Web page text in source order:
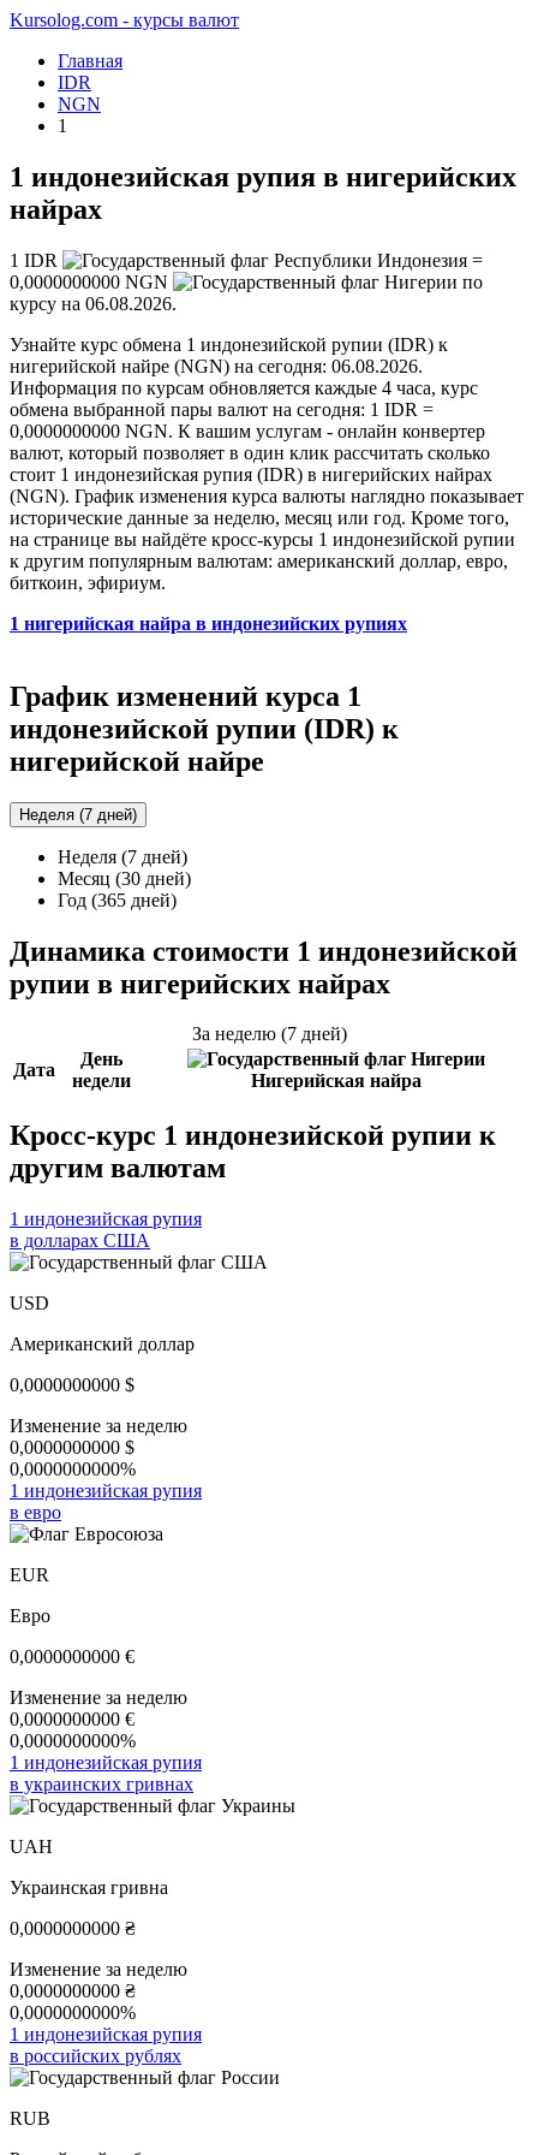
Kursolog.com - курсы валют
Главная
IDR
NGN
1
1 индонезийская рупия в нигерийских
найрах
1 IDR
=
0,0000000000 NGN
по
курсу на 06.08.2026.
Узнайте курс обмена 1 индонезийской рупии (IDR) к
нигерийской найре (NGN) на сегодня: 06.08.2026.
Информация по курсам обновляется каждые 4 часа, курс
обмена выбранной пары валют на сегодня: 1 IDR =
0,0000000000 NGN. К вашим услугам - онлайн конвертер
валют, который позволяет в один клик рассчитать сколько
стоит 1 индонезийская рупия (IDR) в нигерийских найрах
(NGN). График изменения курса валюты наглядно показывает
исторические данные за неделю, месяц или год. Кроме того,
на странице вы найдёте кросс-курсы 1 индонезийской рупии
к другим популярным валютам: американский доллар, евро,
биткоин, эфириум.
1 нигерийская найра в индонезийских рупиях
График изменений курса 1
индонезийской рупии (IDR) к
нигерийской найре
Неделя (7 дней)
Неделя (7 дней)
Месяц (30 дней)
Год (365 дней)
Динамика стоимости 1 индонезийской
рупии в нигерийских найрах
За неделю (7 дней)
Дата
День
недели
Нигерийская найра
Кросс-курс 1 индонезийской рупии к
другим валютам
1 индонезийская рупия
в долларах США
USD
Американский доллар
0,0000000000 $
Изменение за неделю
0,0000000000 $
0,0000000000%
1 индонезийская рупия
в евро
EUR
Евро
0,0000000000 €
Изменение за неделю
0,0000000000 €
0,0000000000%
1 индонезийская рупия
в украинских гривнах
UAH
Украинская гривна
0,0000000000 ₴
Изменение за неделю
0,0000000000 ₴
0,0000000000%
1 индонезийская рупия
в российских рублях
RUB